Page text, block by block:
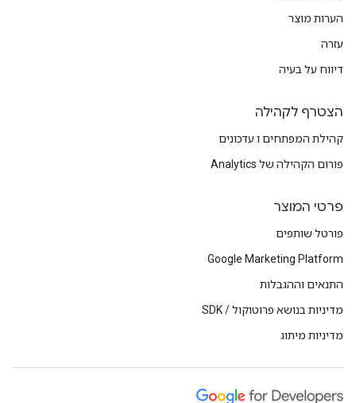
הערות מוצר
עזרה
דיווח על בעיה
הצטרף לקהילה
קהילת המפתחים ו עדכונים
פורום הקהילה של Analytics
פרטי המוצר
פורטל שותפים
Google Marketing Platform
התנאים וההגבלות
מדיניות בנושא פרוטוקול / SDK
מדיניות מיתוג